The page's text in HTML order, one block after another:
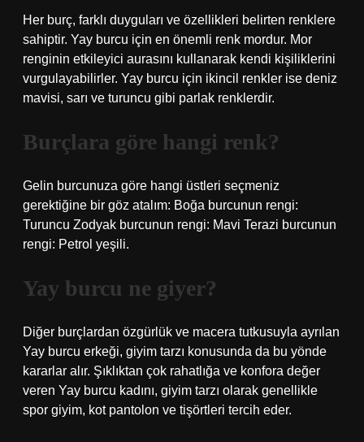
Her burç, farklı duyguları ve özellikleri belirten renklere
sahiptir. Yay burcu için en önemli renk mordur. Mor
renginin etkileyici aurasını kullanarak kendi kişiliklerini
vurgulayabilirler. Yay burcu için ikincil renkler ise deniz
mavisi, sarı ve turuncu gibi parlak renklerdir.
Burçlara göre hangi renk?
Gelin burcunuza göre hangi üstleri seçmeniz
gerektiğine bir göz atalım: Boğa burcunun rengi:
Turuncu Zodyak burcunun rengi: Mavi Terazi burcunun
rengi: Petrol yeşili.
Yay burcu ne giyer?
Diğer burçlardan özgürlük ve macera tutkusuyla ayrılan
Yay burcu erkeği, giyim tarzı konusunda da bu yönde
kararlar alır. Şıklıktan çok rahatlığa ve konfora değer
veren Yay burcu kadını, giyim tarzı olarak genellikle
spor giyim, kot pantolon ve tişörtleri tercih eder.